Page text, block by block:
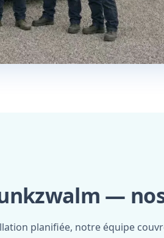
—
planifiée, notre équipe